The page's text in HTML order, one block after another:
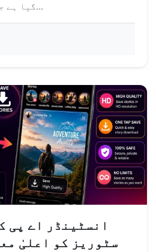
گیا ہے جو اصل ایپ میں دستیا...
انسٹینڈر اے پی
سٹوریز کو اعلیٰ